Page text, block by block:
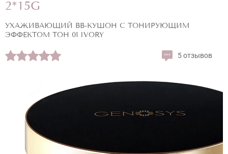
2*15G
УХАЖИВАЮЩИЙ BB-КУШОН С ТОНИРУЮЩИМ
ЭФФЕКТОМ ТОН 01 IVORY
5 отзывов
GENOSYS SKIN CARING BLEMISH
BALM CUSHION IVORY SPF50